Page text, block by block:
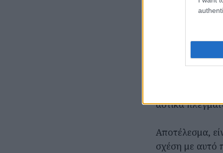
συντελούν
διπλασιασμό
αστικά
Αποτέλεσμα,
σχέση με αυτό